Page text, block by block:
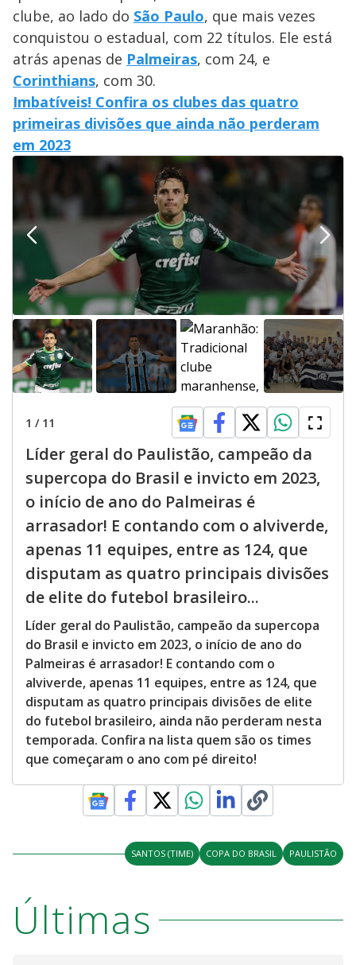
clube, ao lado do São Paulo, que mais vezes
conquistou o estadual, com 22 títulos. Ele está
atrás apenas de Palmeiras, com 24, e
Corinthians, com 30.
Imbatíveis! Confira os clubes das quatro
primeiras divisões que ainda não perderam
em 2023
1 / 11
Líder geral do Paulistão, campeão da
supercopa do Brasil e invicto em 2023,
o início de ano do Palmeiras é
arrasador! E contando com o alviverde,
apenas 11 equipes, entre as 124, que
disputam as quatro principais divisões
de elite do futebol brasileiro...
Líder geral do Paulistão, campeão da supercopa
do Brasil e invicto em 2023, o início de ano do
Palmeiras é arrasador! E contando com o
alviverde, apenas 11 equipes, entre as 124, que
disputam as quatro principais divisões de elite
do futebol brasileiro, ainda não perderam nesta
temporada. Confira na lista quem são os times
que começaram o ano com pé direito!
SANTOS (TIME) COPA DO BRASIL PAULISTÃO
Últimas